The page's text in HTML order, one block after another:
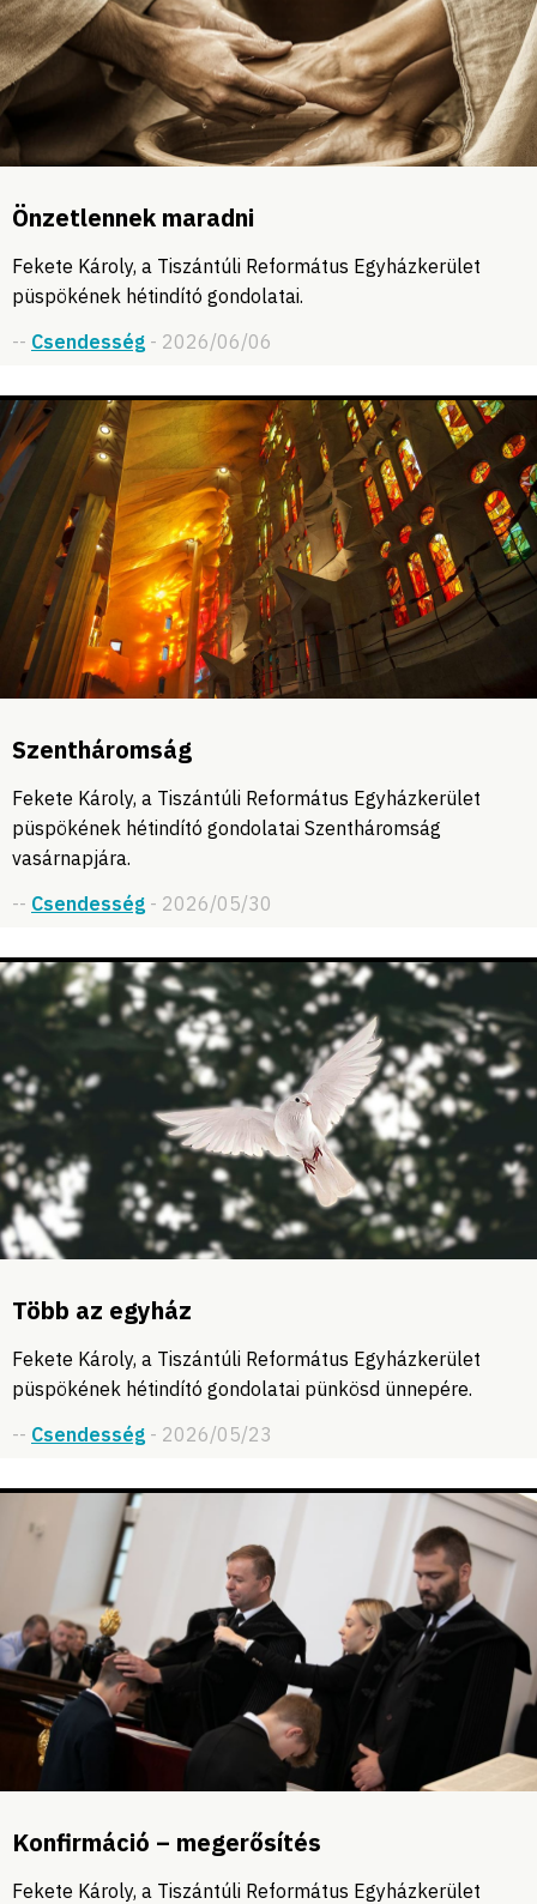
Önzetlennek maradni
Fekete Károly, a Tiszántúli Református Egyházkerület
püspökének hétindító gondolatai.
-- Csendesség - 2026/06/06
Szentháromság
Fekete Károly, a Tiszántúli Református Egyházkerület
püspökének hétindító gondolatai Szentháromság
vasárnapjára.
-- Csendesség - 2026/05/30
Több az egyház
Fekete Károly, a Tiszántúli Református Egyházkerület
püspökének hétindító gondolatai pünkösd ünnepére.
-- Csendesség - 2026/05/23
Konfirmáció – megerősítés
Fekete Károly, a Tiszántúli Református Egyházkerület